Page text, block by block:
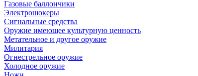
Газовые баллончики
Электрошокеры
Сигнальные средства
Оружие имеющее культурную ценность
Метательное и другое оружие
Милитария
Огнестрельное оружие
Холодное оружие